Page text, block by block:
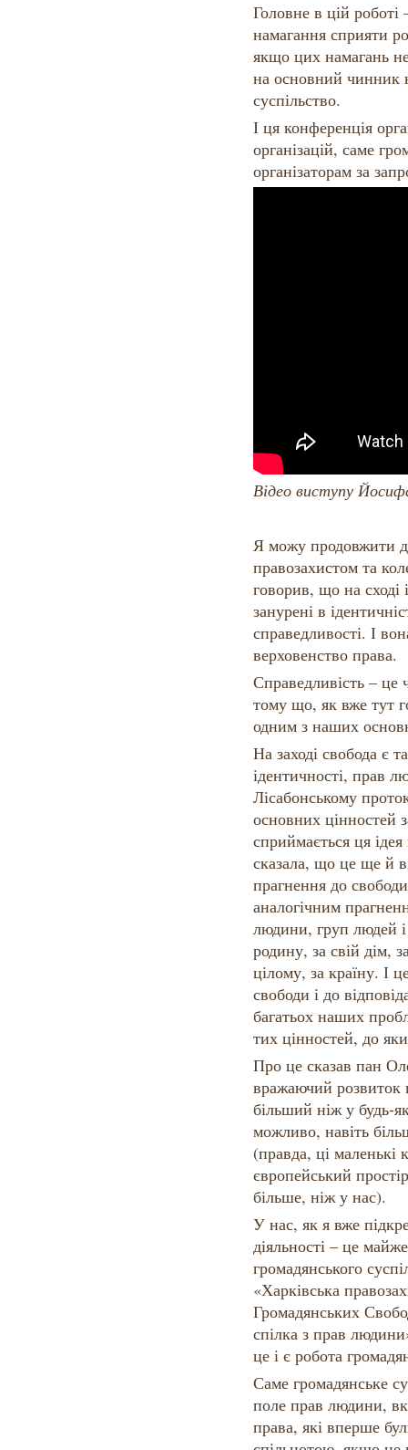
Головне в цій
намагання сприяти
якщо цих намагань
на основний чинник
суспільство.
І ця конференція
організацій, саме
організаторам за
Відео виступу
Я можу продовжити
правозахистом та
говорив, що на сході
занурені в
справедливості. І
верховенство права.
Справедливість – це
тому що, як вже тут
одним з наших
На заході свобода є
ідентичності, прав
Лісабонському
основних цінностей
сприймається ця
сказала, що це ще й
прагнення до
аналогічним
людини, груп людей і
родину, за свій дім,
цілому, за країну. І
свободи і до
багатьох наших
тих цінностей, до
Про це сказав пан
вражаючий розвиток
більший ніж у будь-
можливо, навіть
(правда, ці маленькі
європейський
більше, ніж у нас).
У нас, як я вже
діяльності – це
громадянського
«Харківська
Громадянських
спілка з прав
це і є робота
Саме громадянське
поле прав людини,
права, які вперше